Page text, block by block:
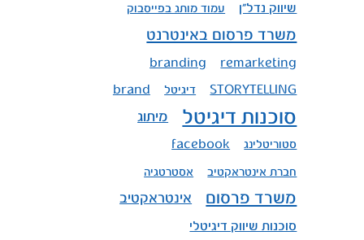
שיווק נדל"ן עמוד מותג בפייסבוק
משרד פרסום באינטרנט
remarketing
branding
STORYTELLING דיגיטל brand
סוכנות דיגיטל מיתוג
סטוריטלינג facebook
חברת אינטראקטיב אסטרטגיה
משרד פרסום אינטראקטיב
סוכנות שיווק דיגיטלי